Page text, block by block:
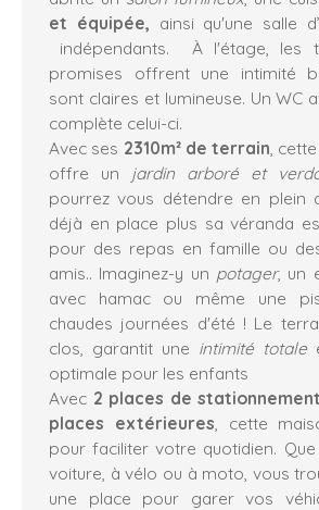
et équipée, ainsi qu'une salle
indépendants. À l'étage, les
promises offrent une intimité
sont claires et lumineuse. Un WC
complète celui-ci.
Avec ses 2310m² de terrain ,
offre un jardin arboré et
pourrez vous détendre en plein
déjà en place plus sa véranda
pour des repas en famille ou
amis.. Imaginez-y un potager, un
avec hamac ou même une
chaudes journées d'été ! Le
clos, garantit une intimité totale
optimale pour les enfants
Avec 2 places de
places extérieures , cette
pour faciliter votre quotidien.
voiture, à vélo ou à moto, vous
une place pour garer vos